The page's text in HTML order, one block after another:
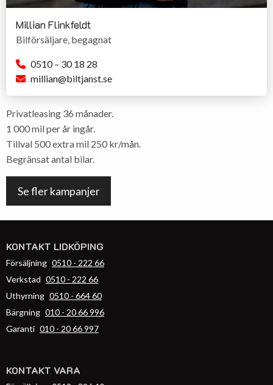
Millian Flinkfeldt
Bilförsäljare, begagnat
0510 – 30 18 28
millian@biltjanst.se
Privatleasing 36 månader.
1 000 mil per år ingår.
Tillval 500 extra mil 250 kr/mån.
Begränsat antal bilar.
Se fler kampanjer
KONTAKT LIDKÖPING
Försäljning 0510 - 222 66
Verkstad 0510 - 222 66
Uthyrning 0510 - 664 60
Bärgning 010 - 20 66 996
Garanti 010 - 20 66 997
KONTAKT VARA